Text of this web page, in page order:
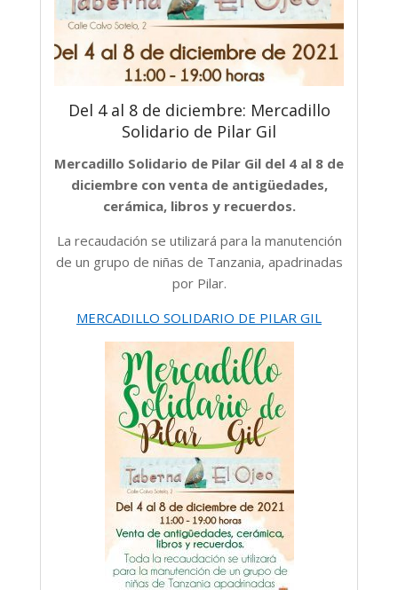
Del 4 al 8 de diciembre: Mercadillo
Solidario de Pilar Gil
Mercadillo Solidario de Pilar Gil del 4 al 8 de
diciembre con venta de antigüedades,
cerámica, libros y recuerdos.
La recaudación se utilizará para la manutención
de un grupo de niñas de Tanzania, apadrinadas
por Pilar.
MERCADILLO SOLIDARIO DE PILAR GIL